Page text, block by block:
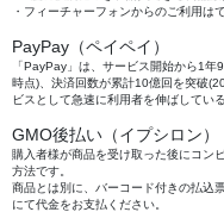
・フィーチャーフォンからのご利用は
PayPay（ペイペイ）
「PayPay」は、サービス開始から1
時点)、決済回数が累計10億回を突破
ビスとして急速に利用者を伸ばしてい
GMO後払い（イプシロン）
購入者様が商品を受け取った後にコン
方法です。
商品とは別に、バーコード付きの払込
にて代金をお支払ください。